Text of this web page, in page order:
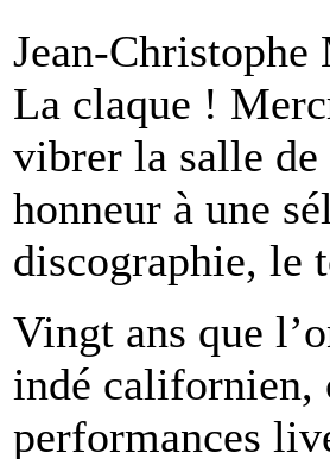
Jean-Christophe
La claque !
vibrer la salle de
honneur à une
discographie, le
Vingt ans que
indé californien,
performances